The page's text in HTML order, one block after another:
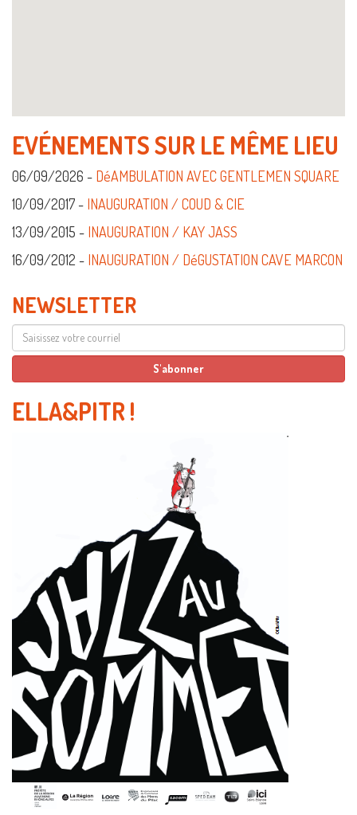
EVÉNEMENTS SUR LE MÊME LIEU
06/09/2026 - DéAMBULATION AVEC GENTLEMEN SQUARE
10/09/2017 - INAUGURATION / COUD & CIE
13/09/2015 - INAUGURATION / KAY JASS
16/09/2012 - INAUGURATION / DéGUSTATION CAVE MARCON
NEWSLETTER
ELLA&PITR !